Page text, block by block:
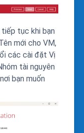
tục khi bạn
mới cho VM,
các cài đặt Vị
tài nguyên
bạn muốn